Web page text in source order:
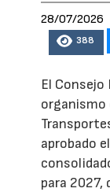
28/07/2026
388
El Consejo
organismo
aprobado
para 2027,